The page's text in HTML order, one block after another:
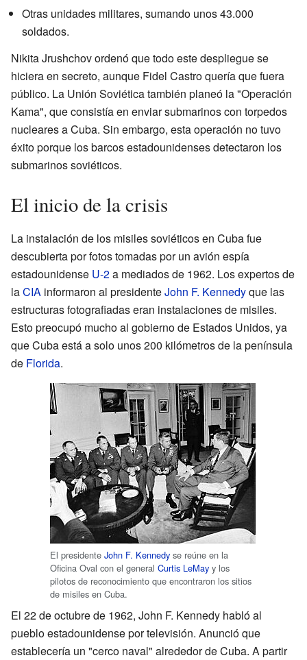
Otras unidades militares, sumando unos 43.000
soldados.
Nikita Jrushchov ordenó que todo este despliegue se
hiciera en secreto, aunque Fidel Castro quería que fuera
público. La Unión Soviética también planeó la "Operación
Kama", que consistía en enviar submarinos con torpedos
nucleares a Cuba. Sin embargo, esta operación no tuvo
éxito porque los barcos estadounidenses detectaron los
submarinos soviéticos.
El inicio de la crisis
La instalación de los misiles soviéticos en Cuba fue
descubierta por fotos tomadas por un avión espía
estadounidense U-2a mediados de 1962. Los expertos de
laCIA informaron al presidenteJohn F. Kennedyque las
estructuras fotografiadas eran instalaciones de misiles.
Esto preocupó mucho al gobierno de Estados Unidos, ya
que Cuba está a solo unos 200 kilómetros de la península
de Florida.
El presidente John F. Kennedy se reúne en la
Oficina Oval con el general Curtis LeMay y los
pilotos de reconocimiento que encontraron los sitios
de misiles en Cuba.
El 22 de octubre de 1962, John F. Kennedy habló al
pueblo estadounidense por televisión. Anunció que
establecería un "cerco naval" alrededor de Cuba. A partir